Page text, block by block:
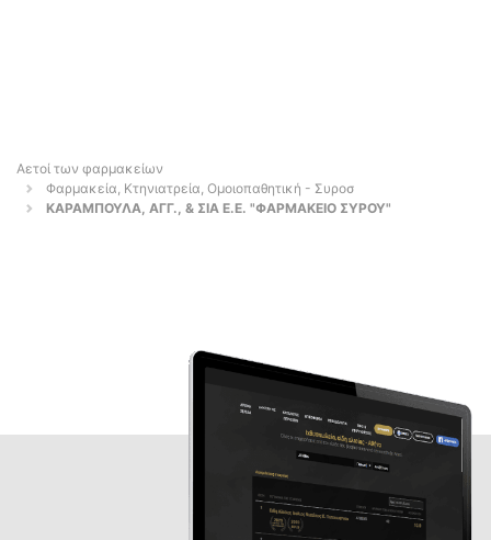
Αετοί των φαρμακείων
Φαρμακεία, Κτηνιατρεία, Ομοιοπαθητική - Συροσ
ΚΑΡΑΜΠΟΥΛΑ, ΑΓΓ., & ΣΙΑ Ε.Ε. "ΦΑΡΜΑΚΕΙΟ ΣΥΡΟΥ"